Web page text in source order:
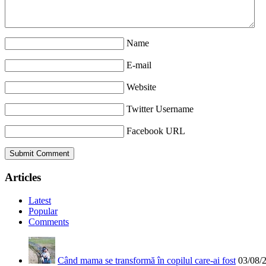
Name
E-mail
Website
Twitter Username
Facebook URL
Articles
Latest
Popular
Comments
Când mama se transformă în copilul care-ai fost 03/08/